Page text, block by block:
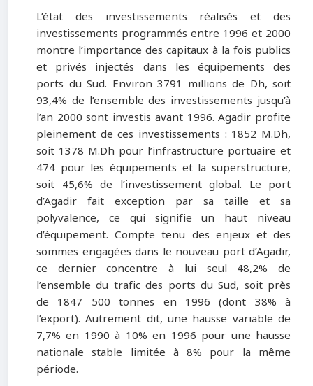
L’état des investissements réalisés et des
investissements programmés entre 1996 et 2000
montre l’importance des capitaux à la fois publics
et privés injectés dans les équipements des
ports du Sud. Environ 3791 millions de Dh, soit
93,4% de l’ensemble des investissements jusqu’à
l’an 2000 sont investis avant 1996. Agadir profite
pleinement de ces investissements : 1852 M.Dh,
soit 1378 M.Dh pour l’infrastructure portuaire et
474 pour les équipements et la superstructure,
soit 45,6% de l’investissement global. Le port
d’Agadir fait exception par sa taille et sa
polyvalence, ce qui signifie un haut niveau
d’équipement. Compte tenu des enjeux et des
sommes engagées dans le nouveau port d’Agadir,
ce dernier concentre à lui seul 48,2% de
l’ensemble du trafic des ports du Sud, soit près
de 1847 500 tonnes en 1996 (dont 38% à
l’export). Autrement dit, une hausse variable de
7,7% en 1990 à 10% en 1996 pour une hausse
nationale stable limitée à 8% pour la même
période.